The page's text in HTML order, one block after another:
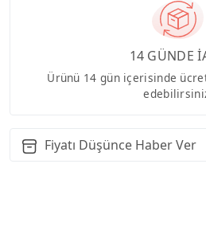
14 GÜNDE
Ürünü 14 gün içerisinde
Fiyatı Düşünce Haber Ver